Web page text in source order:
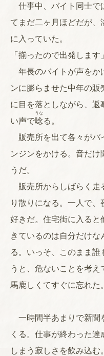
仕事中、バイト同士で
てまだ二ヶ月ほどだが
に入っていた。
「揃ったので出発します」
年長のバイトが声をか
ンに膨らませた中年の
に目を落としながら、
い声で唸
うな
る。
販売所を出て各々がバ
ンジンをかける。音だ
うだ。
販売所からしばらく走
り散りになる。一人で
好きだ。住宅街に入ると
きているのは自分だけな
る。いっそ、このまま
うと、危ないことを考
馬鹿しくてすぐに忘れた。
一時間半あまりで新聞
くる。仕事が終わった
しまう寂しさを飲み込